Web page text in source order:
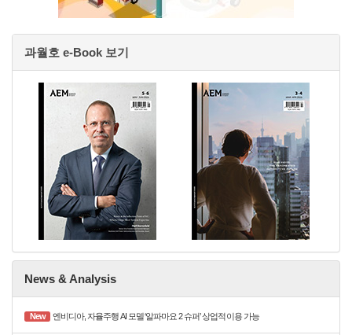
과월호 e-Book 보기
News & Analysis
New 엔비디아, 자율주행 AI 모델 ‘알파마요 2 슈퍼’ 상업적 이용 가능